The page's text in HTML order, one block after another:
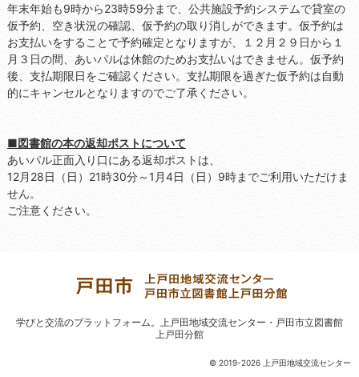
年末年始も9時から23時59分まで、公共施設予約システムで貸室の
仮予約、空き状況の確認、仮予約の取り消しができます。仮予約は
お支払いをすることで予約確定となりますが、１２月２９日から１
月３日の間、あいパルは休館のためお支払いはできません。仮予約
後、支払期限日をご確認ください。支払期限を過ぎた仮予約は自動
的にキャンセルとなりますのでご了承ください。
■図書館の本の返却ポストについて
あいパル正面入り口にある返却ポストは、
12月28日（日）21時30分～1月4日（日）9時までご利用いただけま
せん。
ご注意ください。
© 2019-2026 上戸田地域交流センター
学びと交流のプラットフォーム。
上戸田地域交流センター・戸田市立図書館
上戸田分館